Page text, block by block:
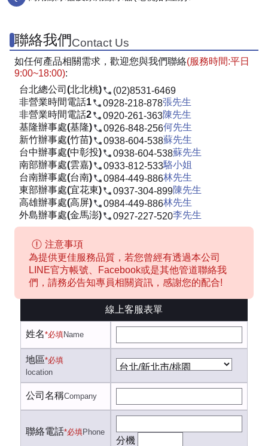
聯絡我們Contact Us
如任何產品相關需求，歡迎您與我們聯絡(服務時間:平日
9:00~18:00):
台北總公司(北北桃)
(02)8531-6469
非營業時間電話1
0928-218-878張先生
非營業時間電話2
0920-261-363陳先生
基隆辦事處(基隆)
0926-848-256何先生
新竹辦事處(竹苗)
0938-604-538蘇先生
台中辦事處(中彰投)
0938-604-538蘇先生
南部辦事處(雲嘉)
0933-812-533駱小姐
台南辦事處(台南)
0984-449-886林先生
東部辦事處(宜花東)
0937-304-899陳先生
高雄辦事處(高屏)
0984-449-886林先生
外島辦事處(金馬澎)
0927-227-520李先生
注意事項
為提供更佳服務品質，若您曾經有透過本公司
LINE官方帳號、Facebook或是其他管道聯絡我
們，請務必告知專員相關資訊，感謝您的配合!
線上客服表單
姓名*必填Name
地區*必填
location
公司名稱Company
聯絡電話*必填Phone
分機